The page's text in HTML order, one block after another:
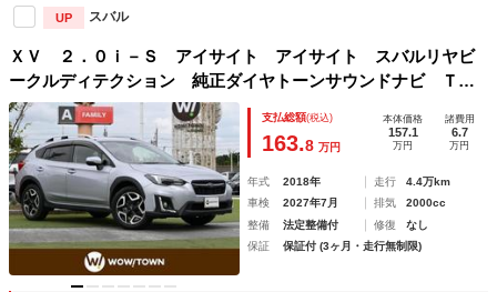
UP スバル
ＸＶ ２．０ｉ－Ｓ アイサイト アイサイト スバルリヤビ
ークルディテクション 純正ダイヤトーンサウンドナビ Ｔ
Ｖ ＤＶＤ／ＣＤ Ｂｌｕｅｔｏｏｔｈ ＳＲＨ ＥＴＣ Ｌ
ＥＤヘッドライト １８インチアルミホイール フォグライ
ト ４ＷＤ
支払総額(税込)
163.8 万円
本体価格
157.1
万円
諸費用
6.7
万円
年式 2018年 走行
4.4万km
車検
2027年7月 排気
2000cc
整備
法定整備付 修復
なし
保証
保証付 (3ヶ月・走行無制限)